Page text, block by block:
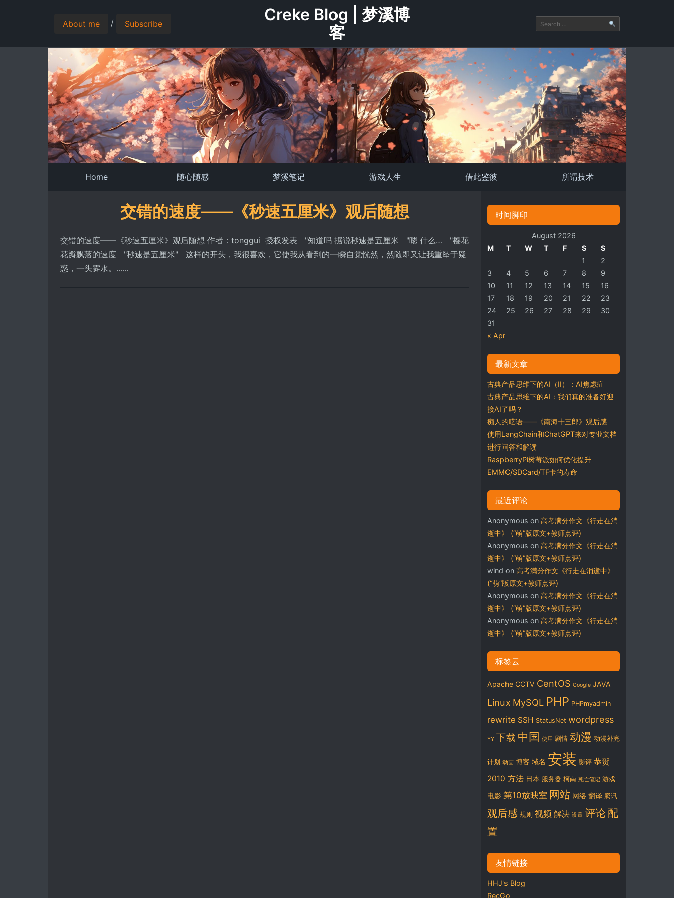
About me / Subscribe
Creke Blog | 梦溪博
客
Home 随心随感 梦溪笔记 游戏人生 借此鉴彼 所谓技术
交错的速度――《秒速五厘米》观后随想
交错的速度――《秒速五厘米》观后随想 作者：tonggui 授权发表 "知道吗 据说秒速是五厘米 "嗯 什么… "樱花
花瓣飘落的速度 "秒速是五厘米" 这样的开头，我很喜欢，它使我从看到的一瞬自觉恍然，然随即又让我重坠于疑
惑，一头雾水。......
时间脚印
August 2026
M
T W T F S S
« Apr
1
2
3
4 5 6 7 8
9
10
11 12 13 14 15
16
17
18 19 20 21 22
23
24
25 26 27 28 29
30
31
最新文章
古典产品思维下的AI（II）：AI焦虑症
古典产品思维下的AI：我们真的准备好迎
接AI了吗？
痴人的呓语——《南海十三郎》观后感
使用LangChain和ChatGPT来对专业文档
进行问答和解读
RaspberryPi树莓派如何优化提升
EMMC/SDCard/TF卡的寿命
最近评论
Anonymous on 高考满分作文《行走在消
逝中》 (“萌”版原文+教师点评)
Anonymous on 高考满分作文《行走在消
逝中》 (“萌”版原文+教师点评)
wind on 高考满分作文《行走在消逝中》
(“萌”版原文+教师点评)
Anonymous on 高考满分作文《行走在消
逝中》 (“萌”版原文+教师点评)
Anonymous on 高考满分作文《行走在消
逝中》 (“萌”版原文+教师点评)
标签云
Apache CCTV CentOS Google JAVA
Linux MySQL PHP PHPmyadmin
rewrite SSH StatusNet wordpress
YY 下载 中国 使用 剧情 动漫 动漫补完
计划 动画 博客 域名 安装 影评 恭贺
2010 方法 日本 服务器 柯南 死亡笔记 游戏
电影 第10放映室 网站 网络 翻译 腾讯
观后感 规则 视频 解决 设置 评论 配
置
友情链接
HHJ's Blog
RecGo